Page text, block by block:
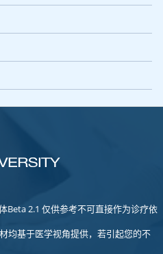
Beta 2.1 仅供参考不可直接作为诊疗依
均基于医学视角提供，若引起您的不